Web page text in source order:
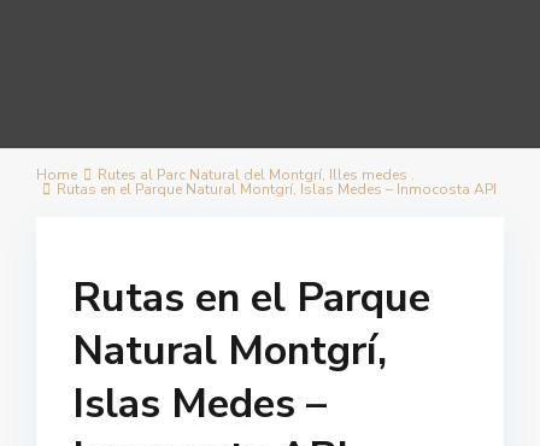
Home Rutes al Parc Natural del Montgrí, Illes medes .
Rutas en el Parque Natural Montgrí, Islas Medes – Inmocosta API
Rutas en el Parque
Natural Montgrí,
Islas Medes –